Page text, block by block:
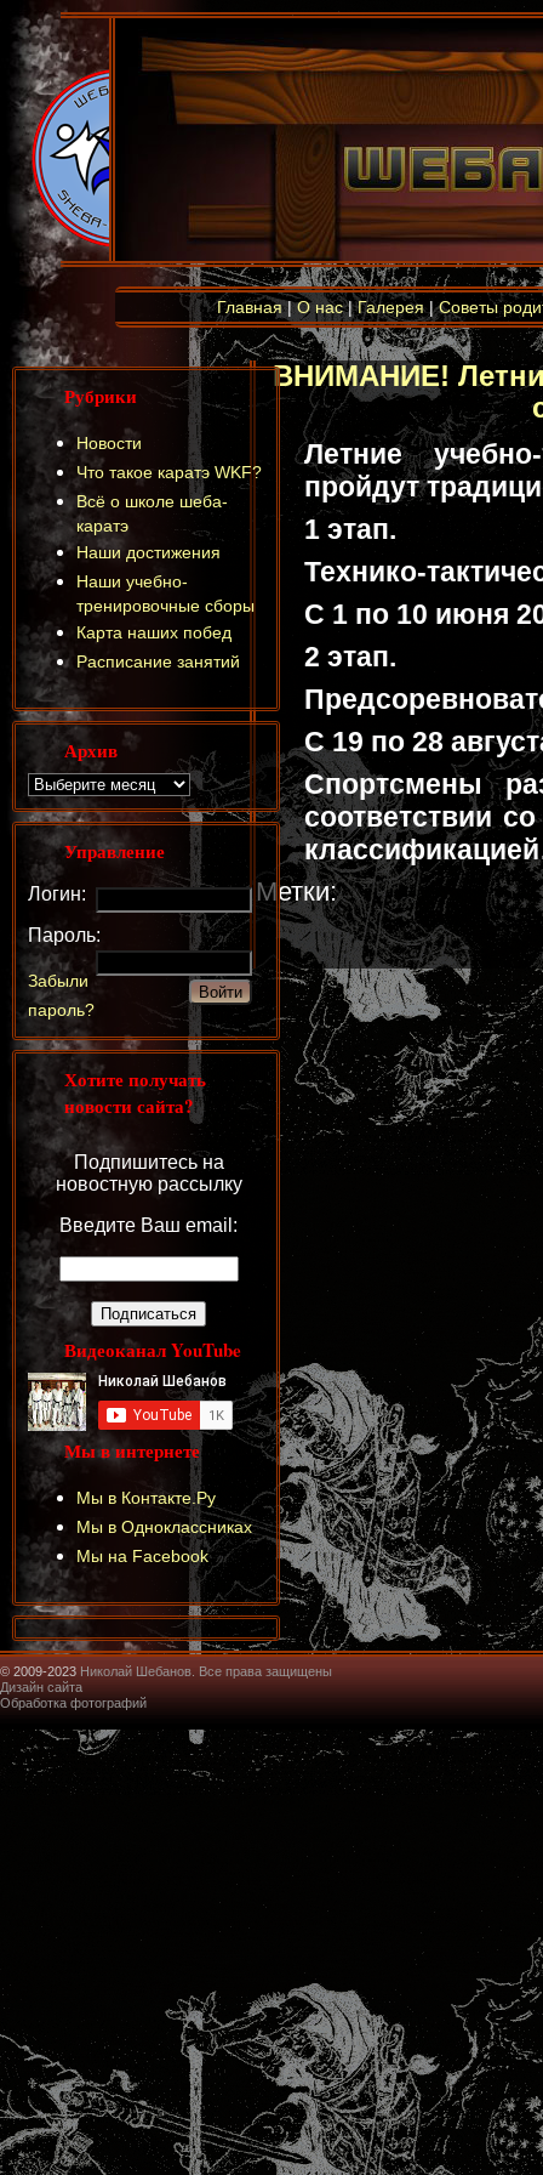
Главная|О нас|Галерея|Советы
ВНИМАНИЕ!
Летние
пройдут
1 этап.
Технико-
С 1 по 10 июня
2 этап.
С 19 по 28
Спортсмены
соответствии
Метки:
Рубрики
Новости
Что такое каратэ WKF?
Всё о школе шеба-
каратэ
Наши достижения
Наши учебно-
тренировочные сборы
Карта наших побед
Расписание занятий
Архив
Управление
Логин:
Пароль:
Забыли
пароль?
Хотите получать
новости сайта?
Подпишитесь на
новостную рассылку
Введите Ваш email:
Видеоканал YouTube
Мы в интернете
Мы в Контакте.Ру
Мы в Одноклассниках
Мы на Facebook
© 2009-2023 Николай Шебанов. Все права защищены
Дизайн сайта
Обработка фотографий